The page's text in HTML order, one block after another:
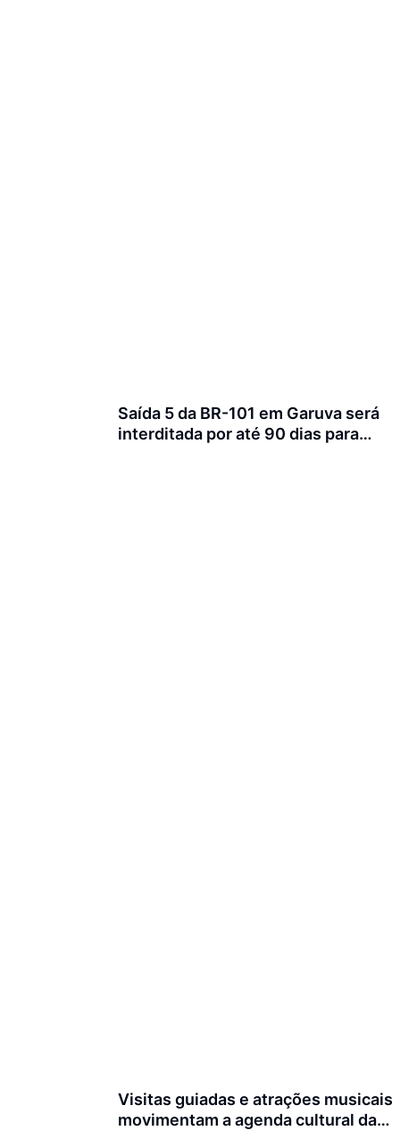
Saída 5 da BR-101 em Garuva será
interditada por até 90 dias para
Visitas guiadas e atrações musicais
movimentam a agenda cultural da